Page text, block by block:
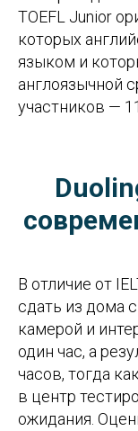
TOEFL Junior
которых
языком и
англоязычной
участников —
В отличие от
сдать из дома
камерой и
один час, а
часов, тогда
в центр
ожидания.